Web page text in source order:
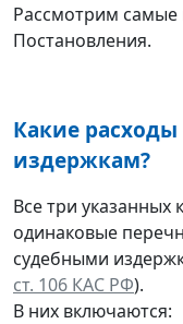
Рассмотрим
Постановления.
Какие
издержкам?
Все три указанных
одинаковые
судебными
ст. 106 КАС РФ).
В них включаются: